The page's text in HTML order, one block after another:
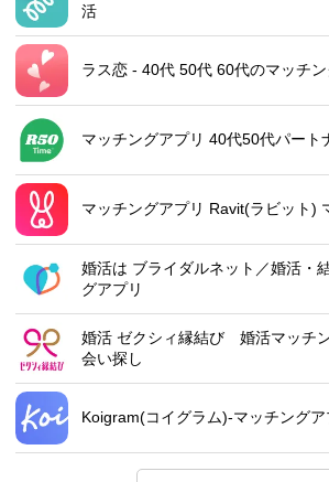
活
ラス恋 ‐ 40代 50代 60代のマッチ
マッチングアプリ 40代50代パート
マッチングアプリ Ravit(ラビット)
婚活は ブライダルネット／婚活・
グアプリ
婚活 ゼクシィ縁結び 婚活マッチ
会い探し
Koigram(コイグラム)-マッチング